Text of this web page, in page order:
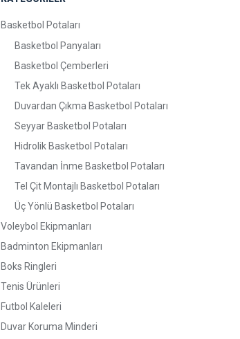
Basketbol Potaları
Basketbol Panyaları
Basketbol Çemberleri
Tek Ayaklı Basketbol Potaları
Duvardan Çıkma Basketbol Potaları
Seyyar Basketbol Potaları
Hidrolik Basketbol Potaları
Tavandan İnme Basketbol Potaları
Tel Çit Montajlı Basketbol Potaları
Üç Yönlü Basketbol Potaları
Voleybol Ekipmanları
Badminton Ekipmanları
Boks Ringleri
Tenis Ürünleri
Futbol Kaleleri
Duvar Koruma Minderi